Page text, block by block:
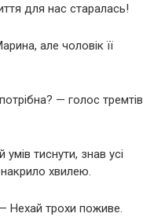
для нас старалась!
але чоловік її
— голос тремтів
тиснути, знав усі
хвилею.
Нехай трохи поживе.